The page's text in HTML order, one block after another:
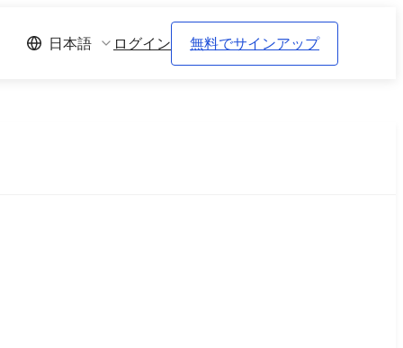
日本語 ログイン 無料でサインアップ